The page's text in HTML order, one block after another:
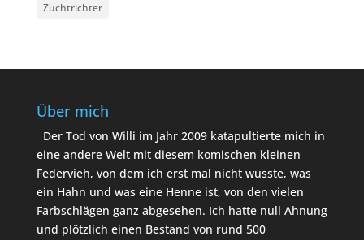
Zuchtrichter
Über mich
Der Tod von Willi im Jahr 2009 katapultierte mich in
eine andere Welt mit diesem komischen kleinen
Federvieh, von dem ich erst mal nicht wusste, was
ein Hahn und was eine Henne ist, von den vielen
Farbschlägen ganz abgesehen. Ich hatte null Ahnung
und plötzlich einen Bestand von rund 500